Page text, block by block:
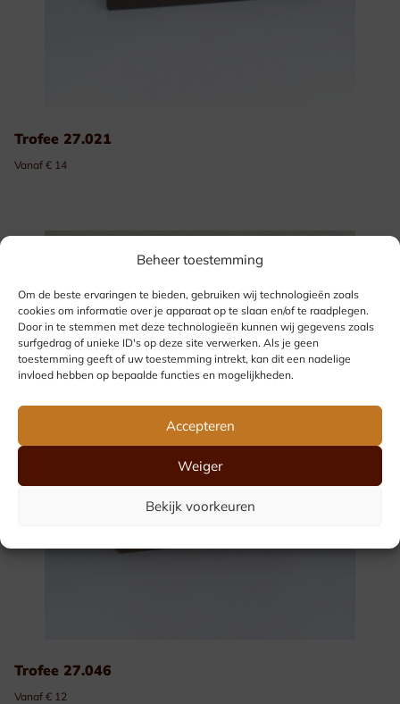
Beheer toestemming
Om de beste ervaringen te bieden, gebruiken wij technologieën zoals
cookies om informatie over je apparaat op te slaan en/of te raadplegen.
Door in te stemmen met deze technologieën kunnen wij gegevens zoals
surfgedrag of unieke ID's op deze site verwerken. Als je geen
toestemming geeft of uw toestemming intrekt, kan dit een nadelige
invloed hebben op bepaalde functies en mogelijkheden.
Accepteren
Weiger
Bekijk voorkeuren
Trofee 27.021
Vanaf € 14
Trofee 27.046
Vanaf € 12